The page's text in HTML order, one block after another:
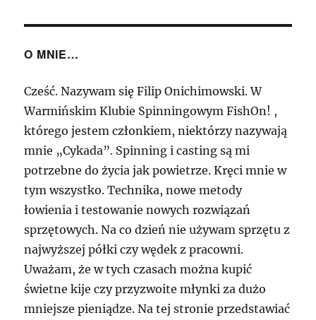
O MNIE…
Cześć. Nazywam się Filip Onichimowski. W
Warmińskim Klubie Spinningowym FishOn! ,
którego jestem członkiem, niektórzy nazywają
mnie „Cykada”. Spinning i casting są mi
potrzebne do życia jak powietrze. Kręci mnie w
tym wszystko. Technika, nowe metody
łowienia i testowanie nowych rozwiązań
sprzętowych. Na co dzień nie używam sprzętu z
najwyższej półki czy wędek z pracowni.
Uważam, że w tych czasach można kupić
świetne kije czy przyzwoite młynki za dużo
mniejsze pieniądze. Na tej stronie przedstawiać